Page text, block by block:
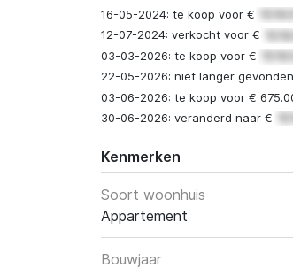
16-05-2024: te koop voor €
12-07-2024: verkocht voor €
03-03-2026: te koop voor €
22-05-2026: niet langer
03-06-2026: te koop voor €
30-06-2026: veranderd naar €
Kenmerken
Soort woonhuis
Appartement
Bouwjaar